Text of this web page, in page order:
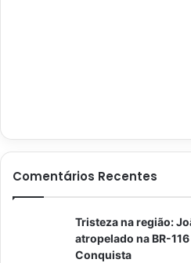
Comentários Recentes
Tristeza na região:
atropelado na BR-
Conquista